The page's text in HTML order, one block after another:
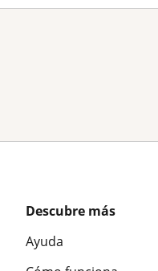
Descubre más
Ayuda